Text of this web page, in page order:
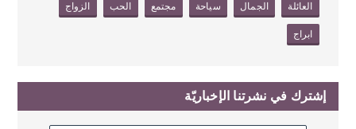
العائلة الجمال سياحة مجتمع الحب الزواج
ابراج
إشترك في نشرتنا الإخباريّة